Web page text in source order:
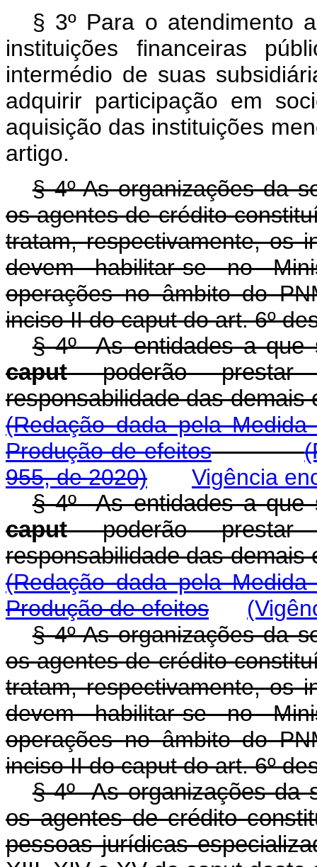
§ 3º Para o atendimento
instituições financeiras
intermédio de suas
adquirir participação em
aquisição das instituições
artigo.
§ 4º As organizações da
os agentes de crédito
tratam, respectivamente, os
devem habilitar-se no
operações no âmbito do
inciso II docaputdo art. 6º
§ 4º As entidades a que
caputpoderão prestar
responsabilidade das
(Redação dada pela
Produção de efeitos
955, de 2020)
Vigência
§ 4º As entidades a que
caputpoderão prestar
responsabilidade das
(Redação dada pela
Produção de efeitos
§ 4º As organizações da
os agentes de crédito
tratam, respectivamente, os
devem habilitar-se no
operações no âmbito do
inciso II docaputdo art. 6º
§ 4º As organizações da
os agentes de crédito
pessoas jurídicas